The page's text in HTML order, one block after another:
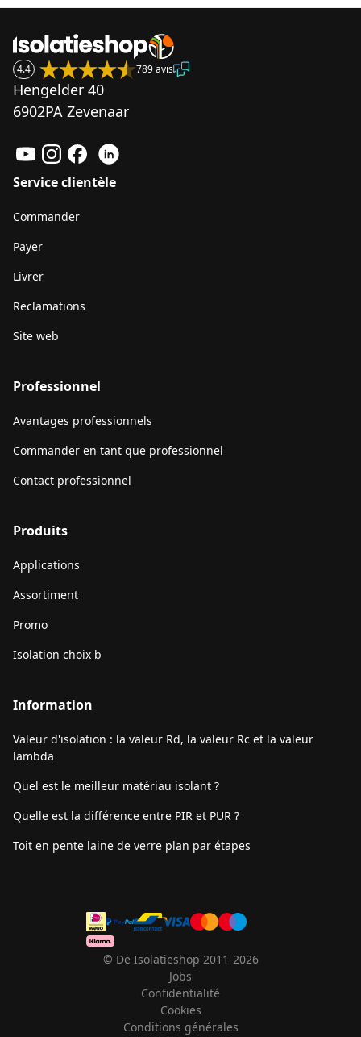
4.4 789 avis
Hengelder 40
6902PA Zevenaar
Service clientèle
Commander
Payer
Livrer
Reclamations
Site web
Professionnel
Avantages professionnels
Commander en tant que professionnel
Contact professionnel
Produits
Applications
Assortiment
Promo
Isolation choix b
Information
Valeur d'isolation : la valeur Rd, la valeur Rc et la valeur
lambda
Quel est le meilleur matériau isolant ?
Quelle est la différence entre PIR et PUR ?
Toit en pente laine de verre plan par étapes
© De Isolatieshop 2011-2026
Jobs
Confidentialité
Cookies
Conditions générales